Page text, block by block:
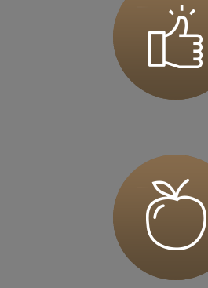
ul. Katowicka 47
43-603 Jaworzno
36 MINUT Kalisz
36 MINUT Kamionki
ul. Poznańska 117
62-023 Kamionki
36 MINUT Karczówka